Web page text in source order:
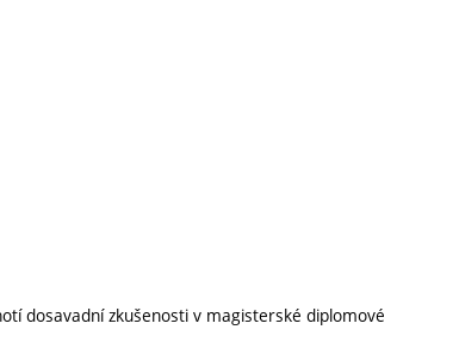
dosavadní zkušenosti v magisterské diplomové